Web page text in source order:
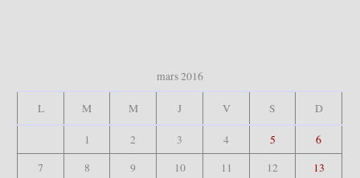
mars 2016
L M M J V S D
1 2 3 4 5
6
7
8 9 10 11 12
13